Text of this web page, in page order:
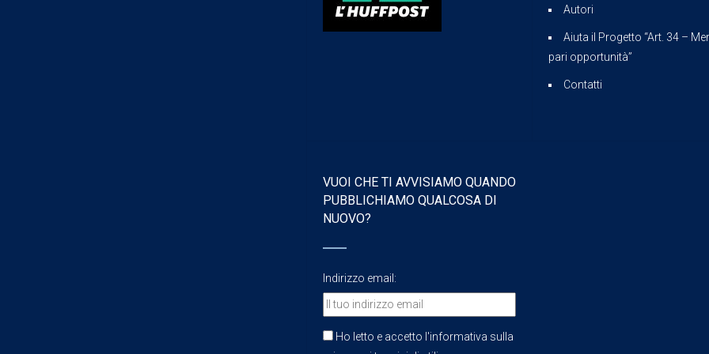
Autori
Aiuta il Progetto “Art. 34 –
pari opportunità”
Contatti
VUOI CHE TI AVVISIAMO QUANDO
PUBBLICHIAMO QUALCOSA DI
NUOVO?
Indirizzo email:
Ho letto e accetto l'informativa sulla